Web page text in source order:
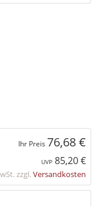
Ihr Preis 76,68 €
UVP 85,20 €
zzgl.Versandkosten